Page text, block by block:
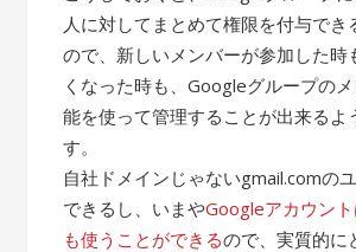
人に対してまとめて権限を付与でき
ので、新しいメンバーが参加した時
くなった時も、Googleグループの
能を使って管理することが出来るよ
す。
自社ドメインじゃないgmail.comの
できるし、いまやGoogleアカウン
も使うことができるので、実質的に